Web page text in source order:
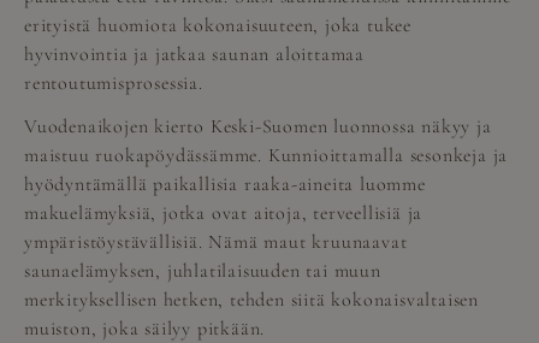
erityistä huomiota kokonaisuuteen, joka tukee
hyvinvointia ja jatkaa saunan aloittamaa
rentoutumisprosessia.
Vuodenaikojen kierto Keski-Suomen luonnossa näkyy ja
maistuu ruokapöydässämme. Kunnioittamalla sesonkeja ja
hyödyntämällä paikallisia raaka-aineita luomme
makuelämyksiä, jotka ovat aitoja, terveellisiä ja
ympäristöystävällisiä. Nämä maut kruunaavat
saunaelämyksen, juhlatilaisuuden tai muun
merkityksellisen hetken, tehden siitä kokonaisvaltaisen
muiston, joka säilyy pitkään.